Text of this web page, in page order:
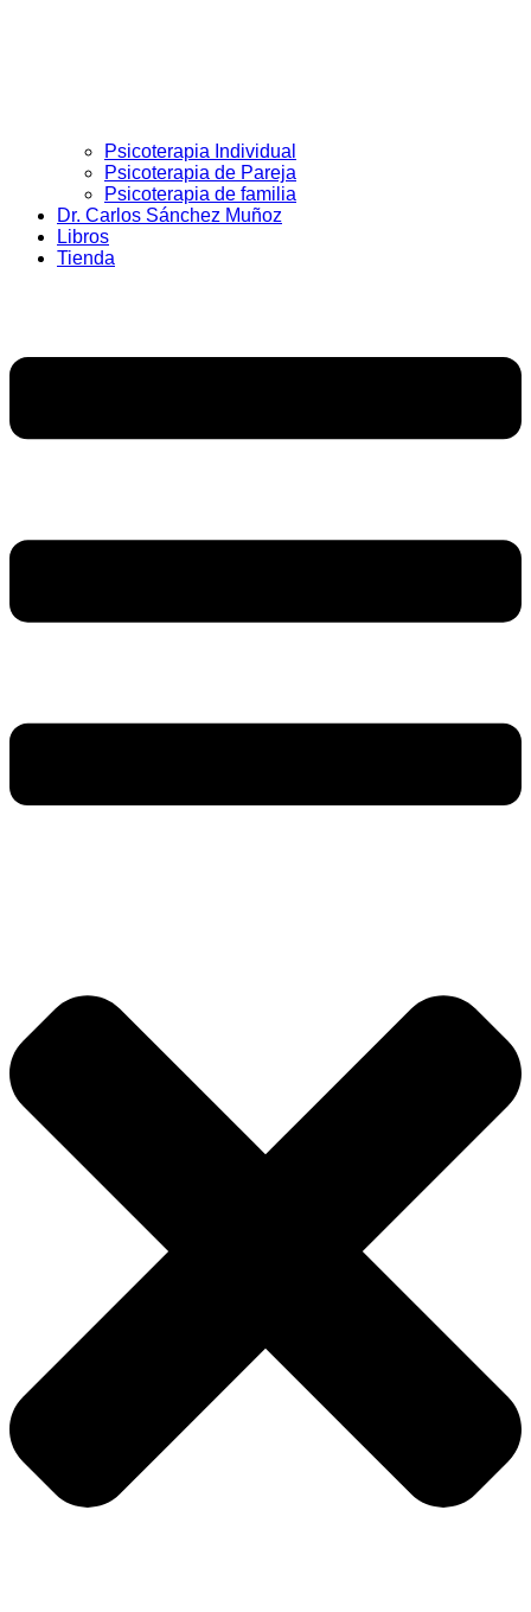
Psicoterapia Individual
Psicoterapia de Pareja
Psicoterapia de familia
Dr. Carlos Sánchez Muñoz
Libros
Tienda